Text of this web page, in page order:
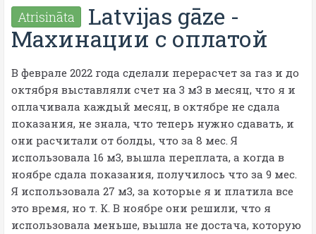
Atrisināta Latvijas gāze -
Махинации с оплатой
В феврале 2022 года сделали перерасчет за газ и до
октября выставляли счет на 3 м3 в месяц, что я и
оплачивала каждый месяц, в октябре не сдала
показания, не знала, что теперь нужно сдавать, и
они расчитали от болды, что за 8 мес. Я
использовала 16 м3, вышла переплата, а когда в
ноябре сдала показания, получилось что за 9 мес.
Я использовала 27 м3, за которые я и платила все
это время, но т. К. В ноябре они решили, что я
использовала меньше, вышла не достача, которую